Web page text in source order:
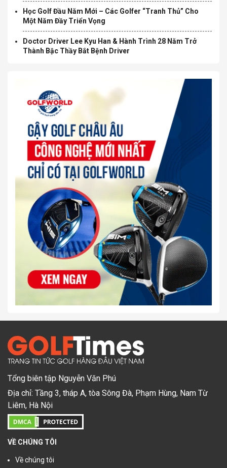
Học Golf Đầu Năm Mới – Các Golfer “Tranh Thủ” Cho
Một Năm Đầy Triển Vọng
Doctor Driver Lee Kyu Han & Hành Trình 28 Năm Trở
Thành Bậc Thầy Bắt Bệnh Driver
Tổng biên tập Nguyễn Văn Phú
Địa chỉ: Tầng 3, tháp A, tòa Sông Đà, Phạm Hùng, Nam Từ
Liêm, Hà Nội
VỀ CHÚNG TÔI
Về chúng tôi